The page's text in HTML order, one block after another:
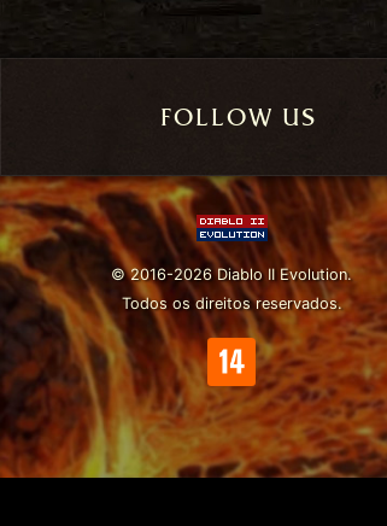
FOLLOW US
© 2016-2026 Diablo II Evolution.
Todos os direitos reservados.